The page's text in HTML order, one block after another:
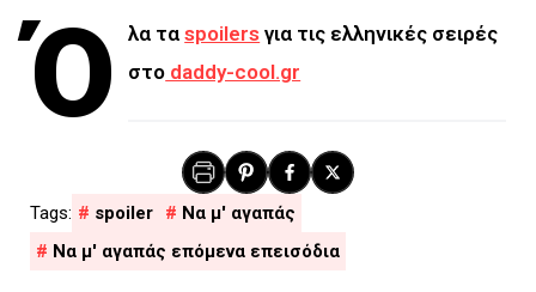
Ό λα ταspoilers για τις ελληνικές σειρές
στο daddy-cool.gr
spoiler
Να μ' αγαπάς
Να μ' αγαπάς επόμενα επεισόδια